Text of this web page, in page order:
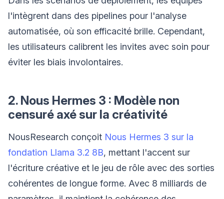
l'intègrent dans des pipelines pour l'analyse
automatisée, où son efficacité brille. Cependant,
les utilisateurs calibrent les invites avec soin pour
éviter les biais involontaires.
2. Nous Hermes 3 : Modèle non
censuré axé sur la créativité
NousResearch conçoit Nous Hermes 3 sur la
fondation Llama 3.2 8B, mettant l'accent sur
l'écriture créative et le jeu de rôle avec des sorties
cohérentes de longue forme. Avec 8 milliards de